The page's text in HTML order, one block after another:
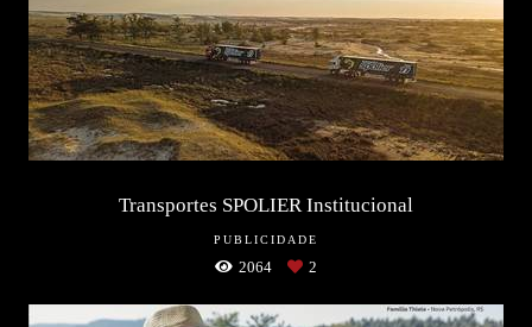
Transportes SPOLIER Institucional
PUBLICIDADE
2064 2